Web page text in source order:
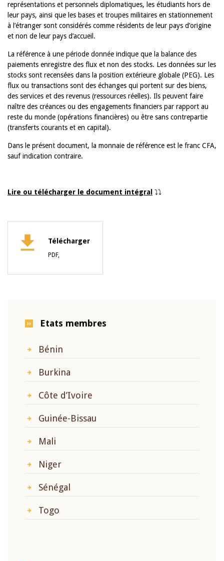
représentations et personnels diplomatiques, les étudiants hors de
leur pays, ainsi que les bases et troupes militaires en stationnement
à l’étranger sont considérés comme résidents de leur pays d’origine
et non de leur pays d’accueil.
La référence à une période donnée indique que la balance des
paiements enregistre des flux et non des stocks. Les données sur les
stocks sont recensées dans la position extérieure globale (PEG). Les
flux ou transactions sont des échanges qui portent sur des biens,
des services et des revenus (ressources réelles). Ils peuvent faire
naître des créances ou des engagements financiers par rapport au
reste du monde (opérations financières) ou être sans contrepartie
(transferts courants et en capital).
Dans le présent document, la monnaie de référence est le franc CFA,
sauf indication contraire.
Lire ou télécharger le document intégral ⤵️⤵️
Télécharger
PDF,
Etats membres
Bénin
Burkina
Côte d’Ivoire
Guinée-Bissau
Mali
Niger
Sénégal
Togo